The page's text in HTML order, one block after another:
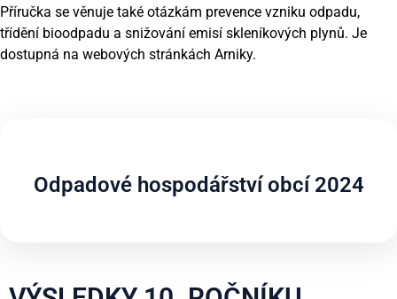
Příručka se věnuje také otázkám prevence vzniku odpadu,
třídění bioodpadu a snižování emisí skleníkových plynů. Je
dostupná na webových stránkách Arniky.
Odpadové hospodářství obcí 2024